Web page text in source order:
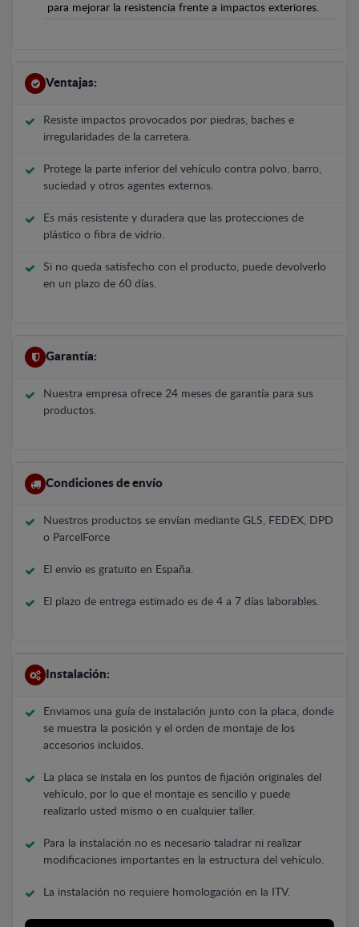
para mejorar la resistencia frente a impactos exteriores.
Ventajas:
Resiste impactos provocados por piedras, baches e
irregularidades de la carretera.
Protege la parte inferior del vehículo contra polvo, barro,
suciedad y otros agentes externos.
Es más resistente y duradera que las protecciones de
plástico o fibra de vidrio.
Si no queda satisfecho con el producto, puede devolverlo
en un plazo de 60 días.
Garantía:
Nuestra empresa ofrece 24 meses de garantía para sus
productos.
Condiciones de envío
Nuestros productos se envían mediante GLS, FEDEX, DPD
o ParcelForce
El envío es gratuito en España.
El plazo de entrega estimado es de 4 a 7 días laborables.
Instalación:
Enviamos una guía de instalación junto con la placa, donde
se muestra la posición y el orden de montaje de los
accesorios incluidos.
La placa se instala en los puntos de fijación originales del
vehículo, por lo que el montaje es sencillo y puede
realizarlo usted mismo o en cualquier taller.
Para la instalación no es necesario taladrar ni realizar
modificaciones importantes en la estructura del vehículo.
La instalación no requiere homologación en la ITV.